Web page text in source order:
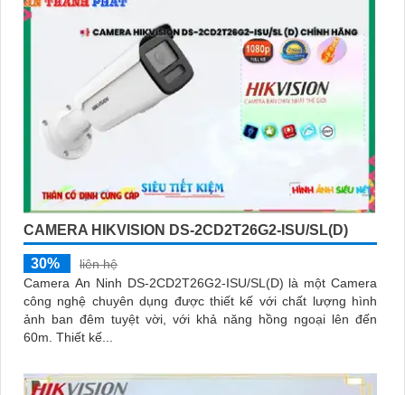
CAMERA HIKVISION DS-2CD2T26G2-ISU/SL(D)
30%
liên hệ
Camera An Ninh DS-2CD2T26G2-ISU/SL(D) là một Camera
công nghệ chuyên dụng được thiết kế với chất lượng hình
ảnh ban đêm tuyệt vời, với khả năng hồng ngoại lên đến
60m. Thiết kế...